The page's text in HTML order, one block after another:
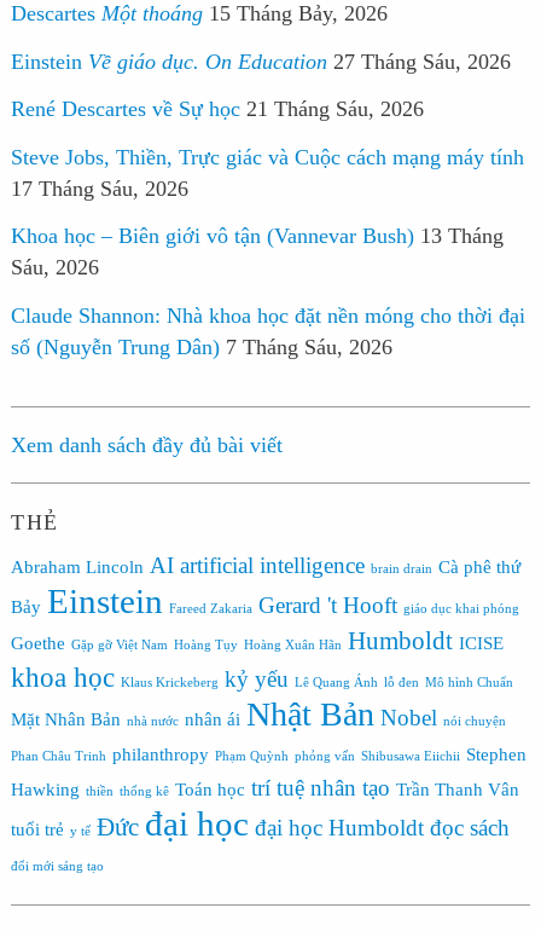
Descartes Một thoáng 15 Tháng Bảy, 2026
Einstein Về giáo dục. On Education 27 Tháng Sáu, 2026
René Descartes về Sự học 21 Tháng Sáu, 2026
Steve Jobs, Thiền, Trực giác và Cuộc cách mạng máy tính
17 Tháng Sáu, 2026
Khoa học – Biên giới vô tận (Vannevar Bush) 13 Tháng
Sáu, 2026
Claude Shannon: Nhà khoa học đặt nền móng cho thời đại
số (Nguyễn Trung Dân) 7 Tháng Sáu, 2026
Xem danh sách đầy đủ bài viết
THẺ
Abraham Lincoln AI artificial intelligence brain drain Cà phê thứ
Bảy Einstein Fareed Zakaria Gerard 't Hooft giáo dục khai phóng
Goethe Gặp gỡ Việt Nam Hoàng Tụy Hoàng Xuân Hãn Humboldt ICISE
khoa học Klaus Krickeberg kỷ yếu Lê Quang Ánh lỗ đen Mô hình Chuẩn
Mặt Nhân Bản nhà nước nhân ái Nhật Bản Nobel nói chuyện
Phan Châu Trinh philanthropy Phạm Quỳnh phỏng vấn Shibusawa Eiichii Stephen
Hawking thiền thống kê Toán học trí tuệ nhân tạo Trần Thanh Vân
tuổi trẻ y tế Đức đại học đại học Humboldt đọc sách
đổi mới sáng tạo